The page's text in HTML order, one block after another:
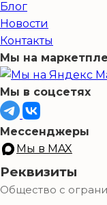
Блог
Новости
Контакты
Мы на
Мы в соцсетях
Мессенджеры
Мы в MAX
Реквизиты
Общество с